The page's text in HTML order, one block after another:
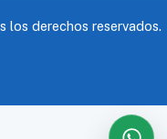
derechos reservados.